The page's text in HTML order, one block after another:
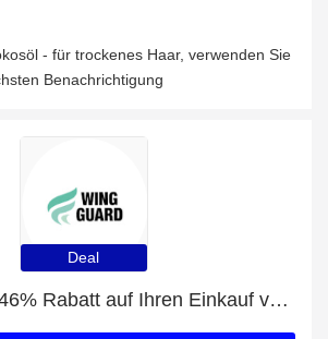
- für trockenes Haar, verwenden Sie
Benachrichtigung
Deal
Genießen Sie 46% Rabatt auf Ihren Einkauf von Feste Zahnpasta am Stiel - Salbei-Zitrone, ausschließlich online